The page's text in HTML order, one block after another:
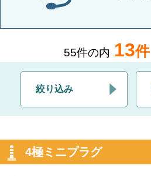
55件の内 13件
絞り込み
4極ミニプラグ